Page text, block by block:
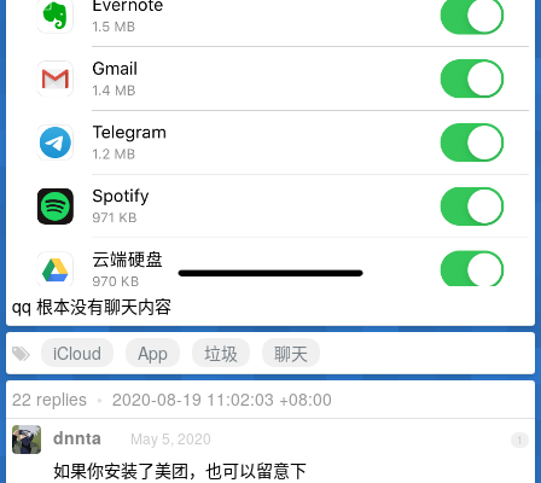
qq 根本没有聊天内容
iCloud
App 垃圾
聊天
22 replies • 2020-08-19 11:02:03 +08:00
1
dnnta May 5, 2020
如果你安装了美团，也可以留意下